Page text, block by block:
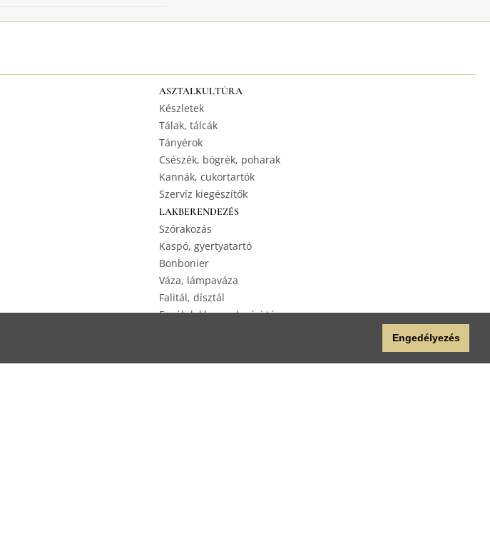
Engedélyezés
ASZTALKULTÚRA
Készletek
Tálak, tálcák
Tányérok
Csészék, bögrék, poharak
Kannák, cukortartók
Szervíz kiegészítők
LAKBERENDEZÉS
Szórakozás
Kaspó, gyertyatartó
Bonbonier
Váza, lámpaváza
Falitál, dísztál
Egyéb lakberendezési tárgy